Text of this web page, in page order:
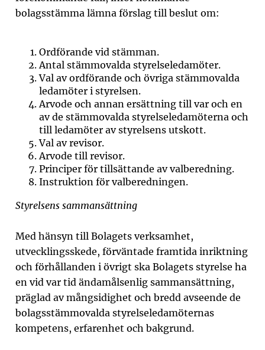
bolagsstämma lämna förslag till beslut om:
Ordförande vid stämman.
Antal stämmovalda styrelseledamöter.
Val av ordförande och övriga stämmovalda
ledamöter i styrelsen.
Arvode och annan ersättning till var och en
av de stämmovalda styrelseledamöterna och
till ledamöter av styrelsens utskott.
Val av revisor.
Arvode till revisor.
Principer för tillsättande av valberedning.
Instruktion för valberedningen.
Styrelsens sammansättning
Med hänsyn till Bolagets verksamhet,
utvecklingsskede, förväntade framtida inriktning
och förhållanden i övrigt ska Bolagets styrelse ha
en vid var tid ändamålsenlig sammansättning,
präglad av mångsidighet och bredd avseende de
bolagsstämmovalda styrelseledamöternas
kompetens, erfarenhet och bakgrund.